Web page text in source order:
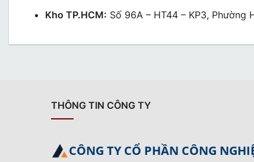
Kho TP.HCM: Số 96A – HT44 – KP3, Phường
THÔNG TIN CÔNG TY
CÔNG TY CỔ PHẦN CÔNG